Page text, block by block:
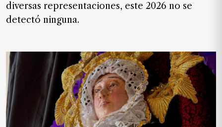
diversas representaciones, este 2026 no se
detectó ninguna.